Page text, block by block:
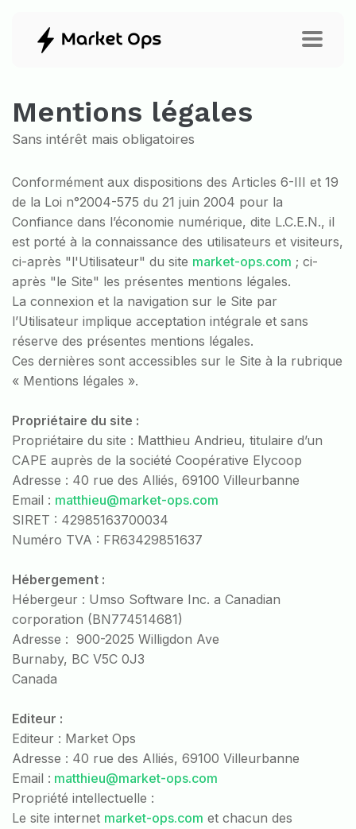
Mentions légales
Sans intérêt mais obligatoires
Conformément aux dispositions des Articles 6-III et 19
de la Loi n°2004-575 du 21 juin 2004 pour la
Confiance dans l’économie numérique, dite L.C.E.N., il
est porté à la connaissance des utilisateurs et visiteurs,
ci-après "l'Utilisateur" du site market-ops.com ; ci-
après "le Site" les présentes mentions légales.
La connexion et la navigation sur le Site par
l’Utilisateur implique acceptation intégrale et sans
réserve des présentes mentions légales.
Ces dernières sont accessibles sur le Site à la rubrique
« Mentions légales ».
Propriétaire du site :
Propriétaire du site : Matthieu Andrieu, titulaire d’un
CAPE auprès de la société Coopérative Elycoop
Adresse : 40 rue des Alliés, 69100 Villeurbanne
Email : matthieu@market-ops.com
SIRET : 42985163700034
Numéro TVA : FR63429851637
Hébergement :
Hébergeur : Umso Software Inc. a Canadian
corporation (BN774514681)
Adresse : 900-2025 Willigdon Ave
​Burnaby, BC V5C 0J3
​Canada
Editeur :
Editeur : Market Ops
Adresse : 40 rue des Alliés, 69100 Villeurbanne
Email : matthieu@market-ops.com
Propriété intellectuelle :
Le site internet market-ops.com et chacun des